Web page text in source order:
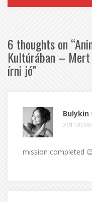
6 thoughts on “
Kultúrában –
írni jó”
Bulykin
2011/03/
mission completed